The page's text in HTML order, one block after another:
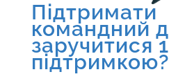
Підтримати
командний
заручитися
підтримкою?